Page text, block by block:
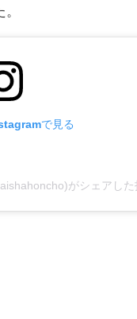
で見る
がシェアした